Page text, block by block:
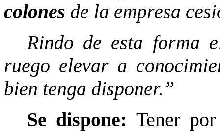
colones de la empresa
Rindo de esta forma
ruego elevar a
bien tenga disponer.”
Se dispone:Tener